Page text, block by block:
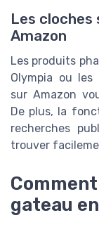
Les cloches
Amazon
Les produits
Olympia ou les
sur Amazon
De plus, la
recherches
trouver
gateau